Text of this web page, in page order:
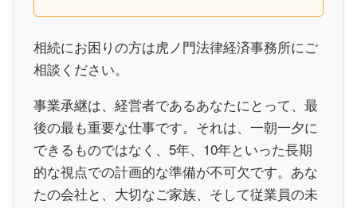
相続にお困りの方は虎ノ門法律経済事務所にご
相談ください。
事業承継は、経営者であるあなたにとって、最
後の最も重要な仕事です。それは、一朝一夕に
できるものではなく、5年、10年といった長期
的な視点での計画的な準備が不可欠です。あな
たの会社と、大切なご家族、そして従業員の未